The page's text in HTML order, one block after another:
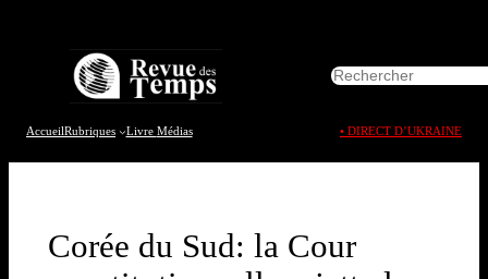
R
r
AccueilRubriques Livre Médias • DIRECT D’UKRAINE
Corée du Sud: la Cour